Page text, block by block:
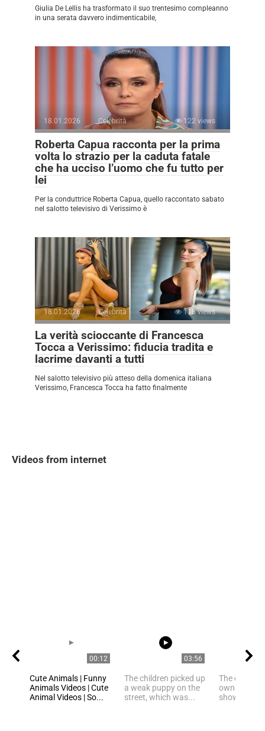
Giulia De Lellis ha trasformato il suo trentesimo compleanno
in una serata davvero indimenticabile,
18.01.2026 Celebrità 122 views
Roberta Capua racconta per la prima
volta lo strazio per la caduta fatale
che ha ucciso l’uomo che fu tutto per
lei
Per la conduttrice Roberta Capua, quello raccontato sabato
nel salotto televisivo di Verissimo è
18.01.2026 Celebrità 118 views
La verità scioccante di Francesca
Tocca a Verissimo: fiducia tradita e
lacrime davanti a tutti
Nel salotto televisivo più atteso della domenica italiana
Verissimo, Francesca Tocca ha fatto finalmente
Videos from internet
00:12
Cute Animals | Funny
Animals Videos | Cute
Animal Videos | So...
03:56
The children picked up
a weak puppy on the
street, which was...
The cat
owner with
shower